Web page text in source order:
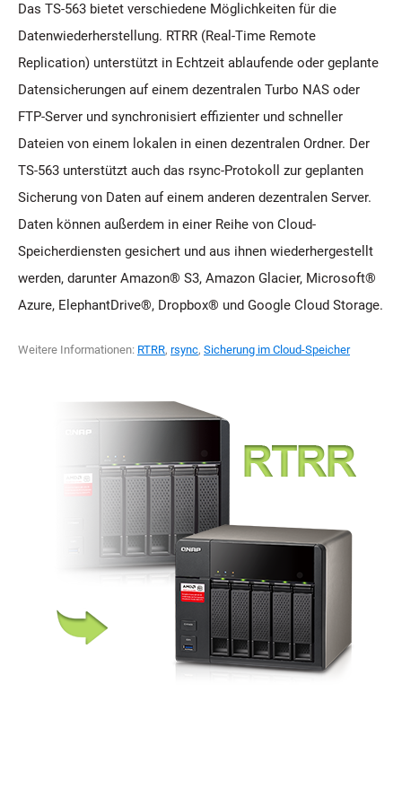
Das TS-563 bietet verschiedene Möglichkeiten für die
Datenwiederherstellung. RTRR (Real-Time Remote
Replication) unterstützt in Echtzeit ablaufende oder geplante
Datensicherungen auf einem dezentralen Turbo NAS oder
FTP-Server und synchronisiert effizienter und schneller
Dateien von einem lokalen in einen dezentralen Ordner. Der
TS-563 unterstützt auch das rsync-Protokoll zur geplanten
Sicherung von Daten auf einem anderen dezentralen Server.
Daten können außerdem in einer Reihe von Cloud-
Speicherdiensten gesichert und aus ihnen wiederhergestellt
werden, darunter Amazon® S3, Amazon Glacier, Microsoft®
Azure, ElephantDrive®, Dropbox® und Google Cloud Storage.
Weitere Informationen: RTRR, rsync, Sicherung im Cloud-Speicher